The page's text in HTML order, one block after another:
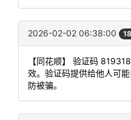
2026-02-02 06:38:00
【同花顺】 验证码
效。验证码提供给他人可
防被骗。